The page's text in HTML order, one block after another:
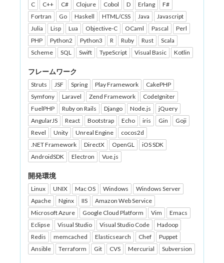
C C++ C# Clojure Cobol D Erlang
F#
Fortran
Go Haskell HTML/CSS Java
Javascript
Julia
Lisp Lua Objective-C OCaml Pascal
Perl
PHP
Python2 Python3 R Ruby Rust
Scala
Scheme
SQL Swift TypeScript Visual Basic Kotlin
フレームワーク
Struts JSF Spring Play Framework
CakePHP
Symfony
Laravel Zend Framework
CodeIgniter
FuelPHP
Ruby on Rails Django Node.js
jQuery
AngularJS
React Bootstrap Echo iris Gin
Goji
Revel
Unity Unreal Engine
cocos2d
.NET Framework
DirectX OpenGL
iOS SDK
AndroidSDK
Electron Vue.js
開発環境
Linux UNIX Mac OS Windows
Windows Server
Apache
Nginx IIS
Amazon Web Service
Microsoft Azure
Google Cloud Platform Vim
Emacs
Eclipse
Visual Studio Visual Studio Code
Hadoop
Redis
memcached Elasticsearch Chef
Puppet
Ansible
Terraform Git CVS Mercurial Subversion